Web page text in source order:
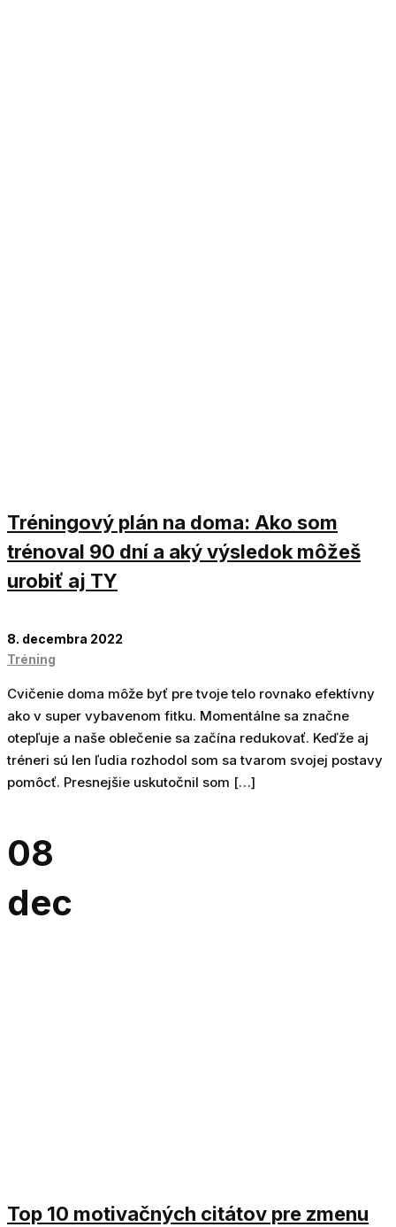
Tréningový plán na doma: Ako som
trénoval 90 dní a aký výsledok môžeš
urobiť aj TY
8. decembra 2022
Tréning
Cvičenie doma môže byť pre tvoje telo rovnako efektívny
ako v super vybavenom fitku. Momentálne sa značne
otepľuje a naše oblečenie sa začína redukovať. Keďže aj
tréneri sú len ľudia rozhodol som sa tvarom svojej postavy
pomôcť. Presnejšie uskutočnil som […]
08
dec
Top 10 motivačných citátov pre zmenu